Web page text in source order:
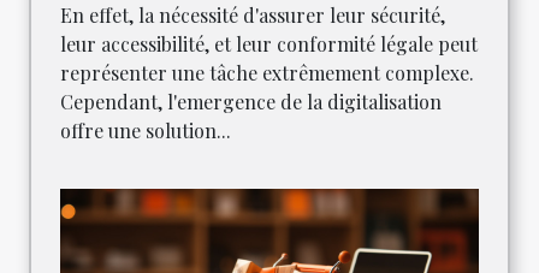
En effet, la nécessité d'assurer leur sécurité,
leur accessibilité, et leur conformité légale peut
représenter une tâche extrêmement complexe.
Cependant, l'emergence de la digitalisation
offre une solution...